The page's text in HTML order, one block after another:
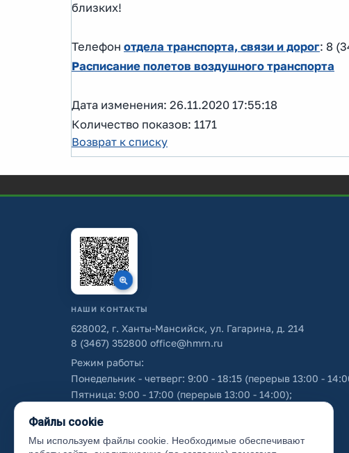
близких!
Телефон отдела транспорта, связи и дорог: 8
Расписание полетов воздушного транспорта
Дата изменения: 26.11.2020 17:55:18
Количество показов: 1171
Возврат к списку
НАШИ КОНТАКТЫ
628002, г. Ханты-Мансийск, ул. Гагарина, д. 214
8 (3467) 352800 office@hmrn.ru
Режим работы:
Понедельник - четверг: 9:00 - 18:15 (перерыв 13:00 -
Пятница: 9:00 - 17:00 (перерыв 13:00 - 14:00);
Об использовании персональных данных
Файлы cookie
Мы используем файлы cookie. Необходимые обеспечивают